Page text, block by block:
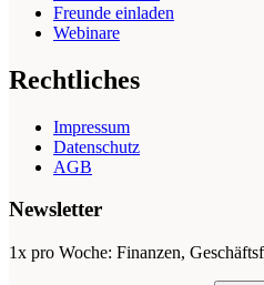
Freunde einladen
Webinare
Rechtliches
Impressum
Datenschutz
AGB
Newsletter
1x pro Woche: Finanzen,